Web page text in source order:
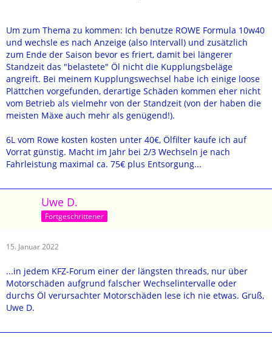
Um zum Thema zu kommen: Ich benutze ROWE Formula 10w40
und wechsle es nach Anzeige (also Intervall) und zusätzlich
zum Ende der Saison bevor es friert, damit bei längerer
Standzeit das "belastete" Öl nicht die Kupplungsbeläge
angreift. Bei meinem Kupplungswechsel habe ich einige loose
Plättchen vorgefunden, derartige Schäden kommen eher nicht
vom Betrieb als vielmehr von der Standzeit (von der haben die
meisten Mäxe auch mehr als genügend!).
6L vom Rowe kosten kosten unter 40€, Ölfilter kaufe ich auf
Vorrat günstig. Macht im Jahr bei 2/3 Wechseln je nach
Fahrleistung maximal ca. 75€ plus Entsorgung...
Uwe D.
Fortgeschrittener
15. Januar 2022
...in jedem KFZ-Forum einer der längsten threads, nur über
Motorschäden aufgrund falscher Wechselintervalle oder
durchs Öl verursachter Motorschäden lese ich nie etwas. Gruß,
Uwe D.